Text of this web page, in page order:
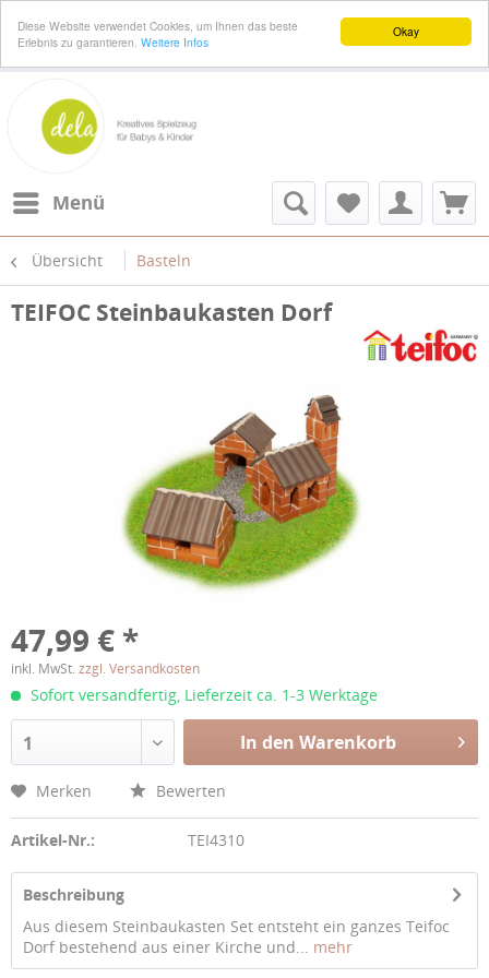
Okay
Diese Website verwendet Cookies, um Ihnen das beste
Erlebnis zu garantieren. Weitere Infos
Menü
Übersicht Basteln
TEIFOC Steinbaukasten Dorf
47,99 € *
inkl. MwSt. zzgl. Versandkosten
Sofort versandfertig, Lieferzeit ca. 1-3 Werktage
1 In den Warenkorb
Merken Bewerten
Artikel-Nr.: TEI4310
Beschreibung
Aus diesem Steinbaukasten Set entsteht ein ganzes Teifoc
Dorf bestehend aus einer Kirche und... mehr